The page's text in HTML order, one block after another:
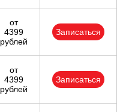
от
4399
рублей
Записаться
от
4399
рублей
Записаться